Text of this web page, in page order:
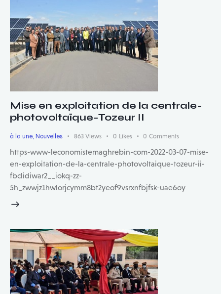
Mise en exploitation de la centrale-
photovoltaïque-Tozeur II
à la une, Nouvelles 863 Views 0 Likes 0 Comments
https-www-leconomistemaghrebin-com-2022-03-07-mise-
en-exploitation-de-la-centrale-photovoltaique-tozeur-ii-
fbclidiwar2__iokq-zz-
5h_zwwjz1hwlorjcymm8bt2yeof9vsrxnfbjfsk-uae6oy